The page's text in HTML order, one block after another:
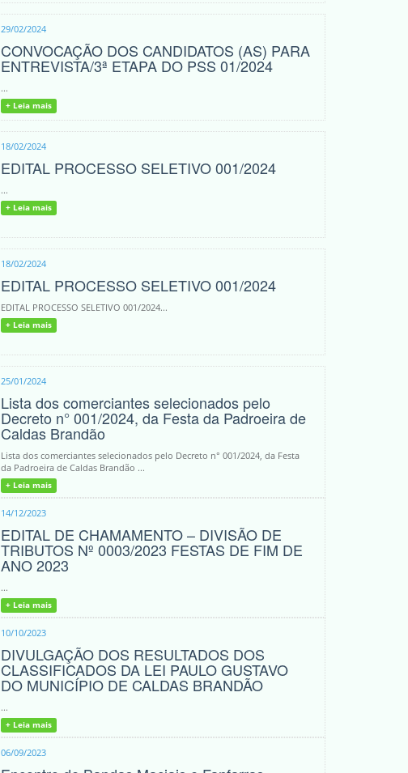
29/02/2024
CONVOCAÇÃO DOS CANDIDATOS (AS) PARA
ENTREVISTA/3ª ETAPA DO PSS 01/2024
...
+ Leia mais
18/02/2024
EDITAL PROCESSO SELETIVO 001/2024
...
+ Leia mais
18/02/2024
EDITAL PROCESSO SELETIVO 001/2024
EDITAL PROCESSO SELETIVO 001/2024...
+ Leia mais
25/01/2024
Lista dos comerciantes selecionados pelo
Decreto n° 001/2024, da Festa da Padroeira de
Caldas Brandão
Lista dos comerciantes selecionados pelo Decreto n° 001/2024, da Festa
da Padroeira de Caldas Brandão ...
+ Leia mais
14/12/2023
EDITAL DE CHAMAMENTO – DIVISÃO DE
TRIBUTOS Nº 0003/2023 FESTAS DE FIM DE
ANO 2023
...
+ Leia mais
10/10/2023
DIVULGAÇÃO DOS RESULTADOS DOS
CLASSIFICADOS DA LEI PAULO GUSTAVO
DO MUNICÍPIO DE CALDAS BRANDÃO
...
+ Leia mais
06/09/2023